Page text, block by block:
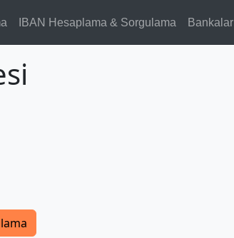
IBAN Hesaplama & Sorgulama Bankalar